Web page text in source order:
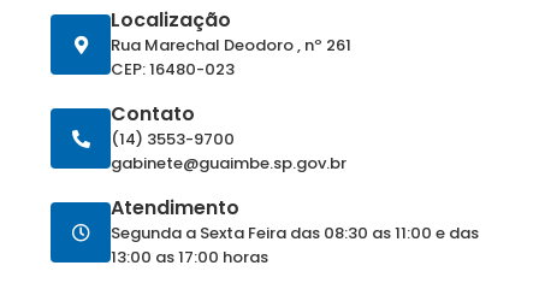
Localização
Rua Marechal Deodoro , nº 261
CEP: 16480-023
Contato
(14) 3553-9700
gabinete@guaimbe.sp.gov.br
Atendimento
Segunda a Sexta Feira das 08:30 as 11:00 e das
13:00 as 17:00 horas